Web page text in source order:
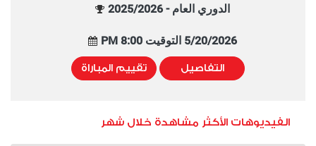
الدوري العام - 2025/2026
5/20/2026 التوقيت 8:00 PM
التفاصيل تقييم المباراة
الفيديوهات الأكثر مشاهدة خلال شهر